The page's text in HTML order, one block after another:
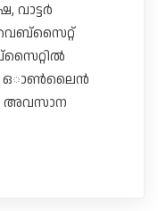
വാട്ടർ
ഒാൺലൈൻ
അവസാന